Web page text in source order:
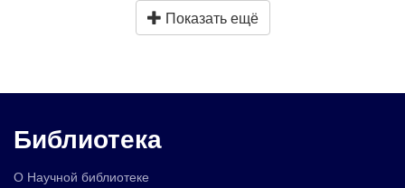
Показать ещё
Библиотека
О Научной библиотеке